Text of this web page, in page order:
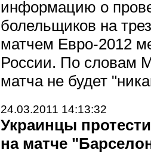
информацию о
болельщиков на
матчем Евро-2012
России. По словам
матча не будет
24.03.2011 14:13:32
Украинцы
на матче